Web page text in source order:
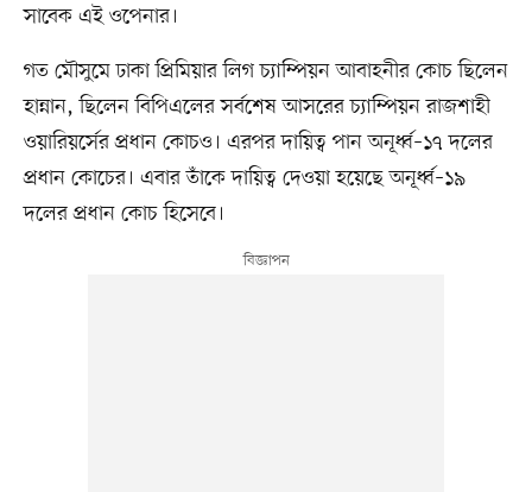
সাবেক এই ওপেনার।
গত মৌসুমে ঢাকা প্রিমিয়ার লিগ চ্যাম্পিয়ন আবাহনীর কোচ ছিলেন
হান্নান, ছিলেন বিপিএলের সর্বশেষ আসরের চ্যাম্পিয়ন রাজশাহী
ওয়ারিয়র্সের প্রধান কোচও। এরপর দায়িত্ব পান অনূর্ধ্ব–১৭ দলের
প্রধান কোচের। এবার তাঁকে দায়িত্ব দেওয়া হয়েছে অনূর্ধ্ব–১৯
দলের প্রধান কোচ হিসেবে।